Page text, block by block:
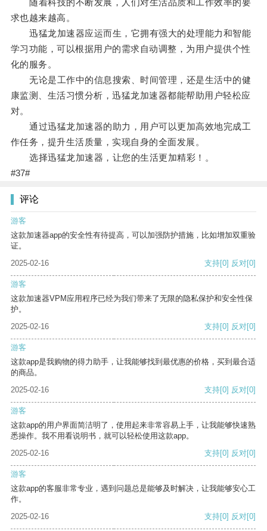
随着科技的不断发展，人们对生活品质和工作效率的要
求也越来越高。
迅猛龙加速器应运而生，它拥有强大的处理能力和智能
学习功能，可以根据用户的需求自动调整，为用户提供个性
化的服务。
无论是工作中的信息搜索、时间管理，还是生活中的健
康监测、生活习惯分析，迅猛龙加速器都能帮助用户轻松应
对。
通过迅猛龙加速器的助力，用户可以更加高效地完成工
作任务，提升生活质量，实现自身的全面发展。
选择迅猛龙加速器，让您的生活更加精彩！。
#37#
评论
游客
这款加速器app的安全性有待提高，可以加强防护措施，比如增加双重验
证。
2025-02-16
支持[0] 反对[0]
游客
这款加速器VPM应用程序已经为我们带来了无限的隐私保护和安全性保
护。
2025-02-16
支持[0] 反对[0]
游客
这款app是我购物的得力助手，让我能够找到最优惠的价格，买到最合适
的商品。
2025-02-16
支持[0] 反对[0]
游客
这款app的用户界面简洁明了，使用起来非常容易上手，让我能够快速熟
悉操作。我不用看说明书，就可以轻松使用这款app。
2025-02-16
支持[0] 反对[0]
游客
这款app的客服非常专业，遇到问题总是能够及时解决，让我能够安心工
作。
2025-02-16
支持[0] 反对[0]